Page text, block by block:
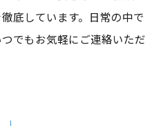
底しています。日常の中で
でもお気軽にご連絡いただ